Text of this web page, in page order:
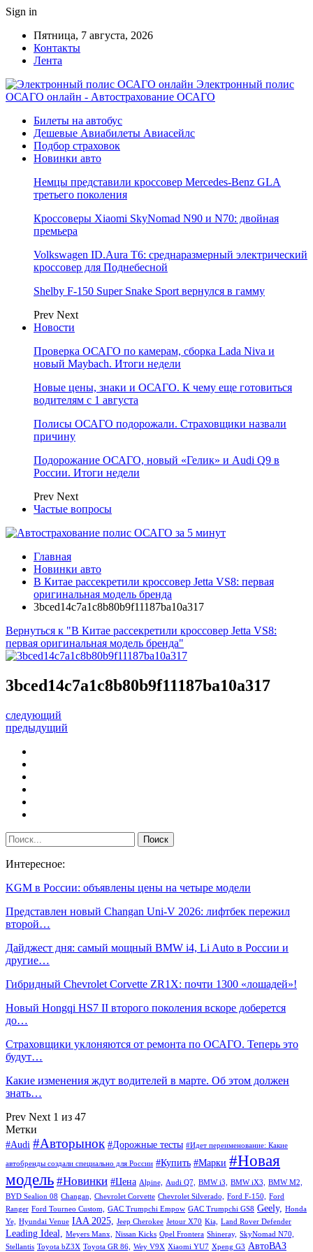
Sign in
Пятница, 7 августа, 2026
Контакты
Лента
Электронный полис
ОСАГО онлайн - Автострахование ОСАГО
Билеты на автобус
Дешевые Авиабилеты Авиасейлс
Подбор страховок
Новинки авто
Немцы представили кроссовер Mercedes-Benz GLA
третьего поколения
Кроссоверы Xiaomi SkyNomad N90 и N70: двойная
премьера
Volkswagen ID.Aura T6: среднаразмерный электрический
кроссовер для Поднебесной
Shelby F-150 Super Snake Sport вернулся в гамму
Prev Next
Новости
Проверка ОСАГО по камерам, сборка Lada Niva и
новый Maybach. Итоги недели
Новые цены, знаки и ОСАГО. К чему еще готовиться
водителям с 1 августа
Полисы ОСАГО подорожали. Страховщики назвали
причину
Подорожание ОСАГО, новый «Гелик» и Audi Q9 в
России. Итоги недели
Prev Next
Частые вопросы
Главная
Новинки авто
В Китае рассекретили кроссовер Jetta VS8: первая
оригинальная модель бренда
3bced14c7a1c8b80b9f11187ba10a317
Вернуться к "В Китае рассекретили кроссовер Jetta VS8:
первая оригинальная модель бренда"
3bced14c7a1c8b80b9f11187ba10a317
следующий
предыдущий
Интересное:
KGM в России: объявлены цены на четыре модели
Представлен новый Changan Uni-V 2026: лифтбек пережил
второй…
Дайджест дня: самый мощный BMW i4, Li Auto в России и
другие…
Гибридный Chevrolet Corvette ZR1X: почти 1300 «лошадей»!
Новый Hongqi HS7 II второго поколения вскоре доберется
до…
Страховщики уклоняются от ремонта по ОСАГО. Теперь это
будут…
Какие изменения ждут водителей в марте. Об этом должен
знать…
Prev Next 1 из 47
Метки
#Audi #Авторынок #Дорожные тесты #Идет переименование: Какие
автобренды создали специально для России #Купить #Марки #Новая
модель #Новинки #Цена Alpine, Audi Q7, BMW i3, BMW iX3,
BMW M2,
BYD Sealion 08 Changan, Chevrolet Corvette Chevrolet Silverado, Ford F-150,
Ford
Ranger Ford Tourneo Custom, GAC Trumpchi Empow GAC Trumpchi GS8 Geely,
Honda
Ye,
Hyundai Venue IAA 2025, Jeep Cherokee Jetour X70 Kia, Land Rover Defender
Leading Ideal, Meyers Manx, Nissan Kicks Opel Frontera Shineray, SkyNomad N70,
Stellantis Toyota bZ3X Toyota GR 86, Wey V9X Xiaomi YU7 Xpeng G3 АвтоВАЗ